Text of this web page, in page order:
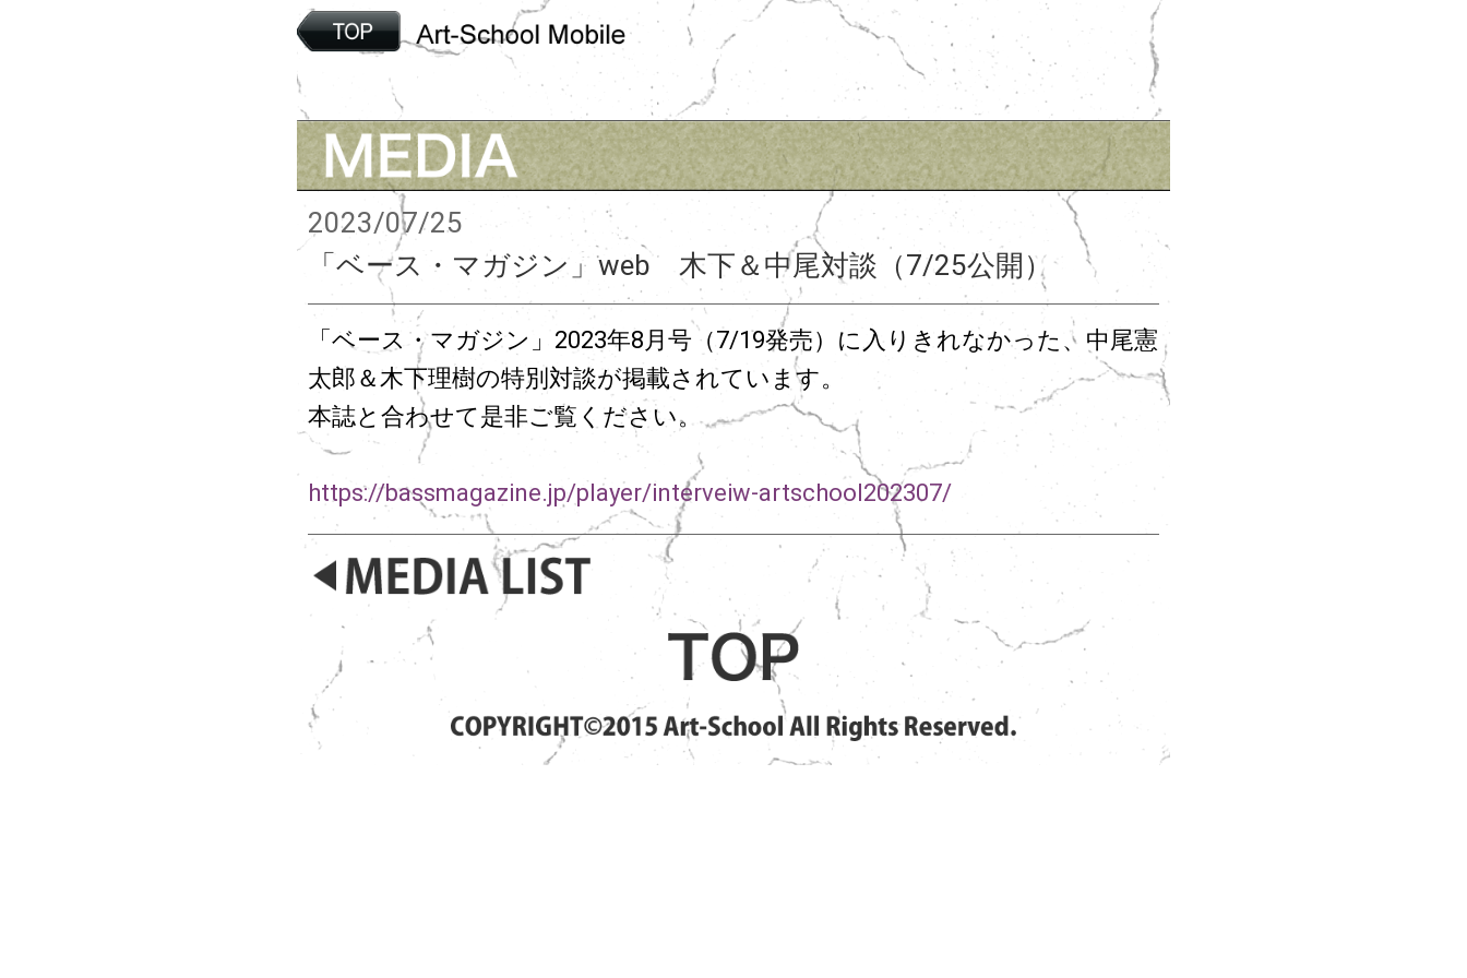
2023/07/25
「ベース・マガジン」web 木下＆中尾対談（7/25公開）
「ベース・マガジン」2023年8月号（7/19発売）に入りきれなかった、中尾憲
太郎＆木下理樹の特別対談が掲載されています。
本誌と合わせて是非ご覧ください。
https://bassmagazine.jp/player/interveiw-artschool202307/